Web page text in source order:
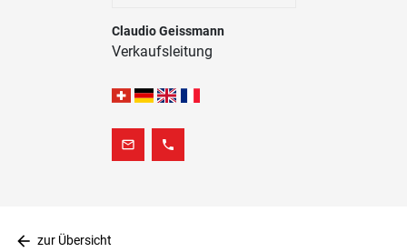
Claudio Geissmann
Verkaufsleitung
mail_outline phone
arrow_back zur Übersicht